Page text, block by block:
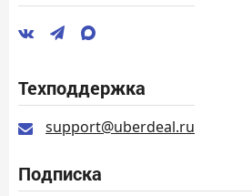
Техподдержка
support@uberdeal.ru
Подписка